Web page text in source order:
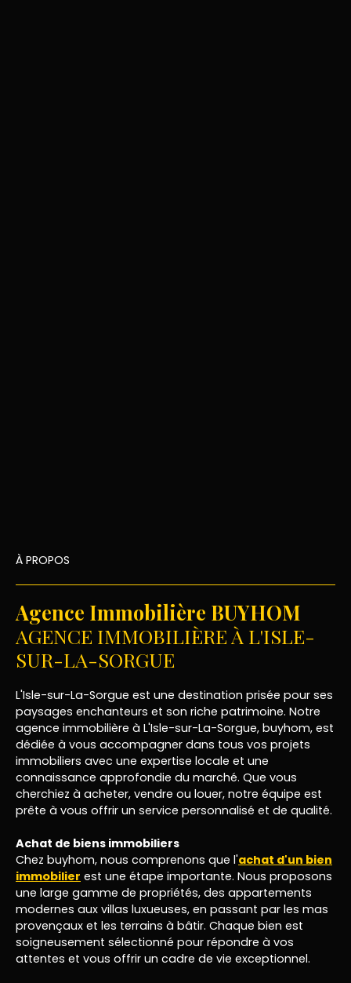
À PROPOS
Agence Immobilière BUYHOM
AGENCE IMMOBILIÈRE À L'ISLE-
SUR-LA-SORGUE
L'Isle-sur-La-Sorgue est une destination prisée pour ses
paysages enchanteurs et son riche patrimoine. Notre
agence immobilière à L'Isle-sur-La-Sorgue, buyhom, est
dédiée à vous accompagner dans tous vos projets
immobiliers avec une expertise locale et une
connaissance approfondie du marché. Que vous
cherchiez à acheter, vendre ou louer, notre équipe est
prête à vous offrir un service personnalisé et de qualité.
Achat de biens immobiliers
Chez buyhom, nous comprenons que l'achat d'un bien
immobilier est une étape importante. Nous proposons
une large gamme de propriétés, des appartements
modernes aux villas luxueuses, en passant par les mas
provençaux et les terrains à bâtir. Chaque bien est
soigneusement sélectionné pour répondre à vos
attentes et vous offrir un cadre de vie exceptionnel.